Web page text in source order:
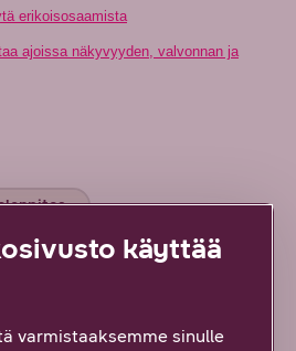
erikoisosaamista
ajoissa näkyvyyden, valvonnan ja
käyttää
varmistaaksemme sinulle